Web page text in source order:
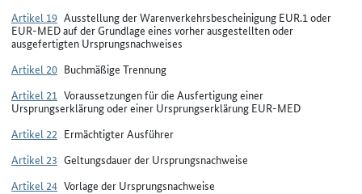
Artikel 19 Ausstellung der Warenverkehrsbescheinigung EUR.1 oder
EUR-MED auf der Grundlage eines vorher ausgestellten oder
ausgefertigten Ursprungsnachweises
Artikel 20 Buchmäßige Trennung
Artikel 21 Voraussetzungen für die Ausfertigung einer
Ursprungserklärung oder einer Ursprungserklärung EUR-MED
Artikel 22 Ermächtigter Ausführer
Artikel 23 Geltungsdauer der Ursprungsnachweise
Artikel 24 Vorlage der Ursprungsnachweise